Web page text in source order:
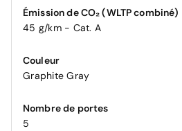
Émission de CO₂ (WLTP combiné)
45 g/km - Cat. A
Couleur
Graphite Gray
Nombre de portes
5